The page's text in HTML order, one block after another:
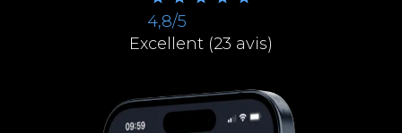
4,8/5
Excellent (23 avis)